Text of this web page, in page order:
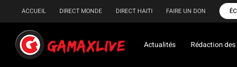
Passer
au
contenu
ACCUEIL DIRECT MONDE DIRECT HAITI FAIRE UN DON
Actualités Rédaction